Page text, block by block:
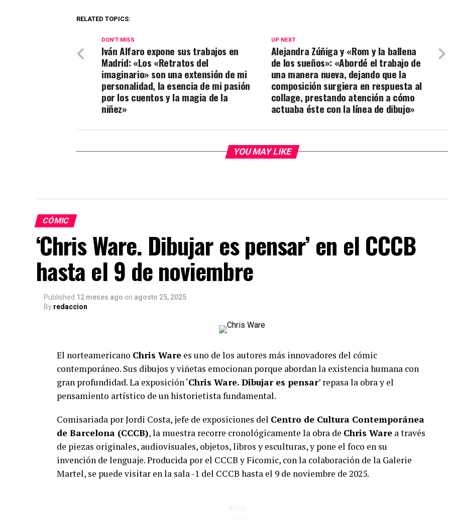
RELATED TOPICS:
UP NEXT
Alejandra Zúñiga y «Rom y la ballena
de los sueños»: «Abordé el trabajo de
una manera nueva, dejando que la
composición surgiera en respuesta al
collage, prestando atención a cómo
actuaba éste con la línea de dibujo»
DON'T MISS
Iván Alfaro expone sus trabajos en
Madrid: «Los «Retratos del
imaginario» son una extensión de mi
personalidad, la esencia de mi pasión
por los cuentos y la magia de la
niñez»
YOU MAY LIKE
CÓMIC
‘Chris Ware. Dibujar es pensar’ en el CCCB
hasta el 9 de noviembre
Published 12 meses ago on agosto 25, 2025
By redaccion
El norteamericano Chris Ware es uno de los autores más innovadores del cómic
contemporáneo. Sus dibujos y viñetas emocionan porque abordan la existencia humana con
gran profundidad. La exposición ‘Chris Ware. Dibujar es pensar’ repasa la obra y el
pensamiento artístico de un historietista fundamental.
Comisariada por Jordi Costa, jefe de exposiciones del Centro de Cultura Contemporánea
de Barcelona (CCCB), la muestra recorre cronológicamente la obra de Chris Ware a través
de piezas originales, audiovisuales, objetos, libros y esculturas, y pone el foco en su
invención de lenguaje. Producida por el CCCB y Ficomic, con la colaboración de la Galerie
Martel, se puede visitar en la sala -1 del CCCB hasta el 9 de noviembre de 2025.